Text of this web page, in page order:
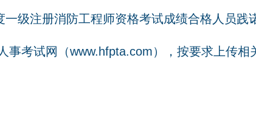
一级注册消防工程师资格考试成绩合格人员践
事考试网（www.hfpta.com），按要求上传相